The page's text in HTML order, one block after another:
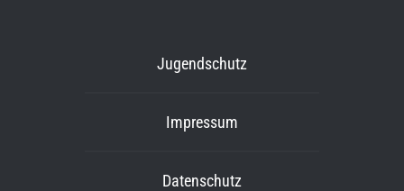
Jugendschutz
Impressum
Datenschutz